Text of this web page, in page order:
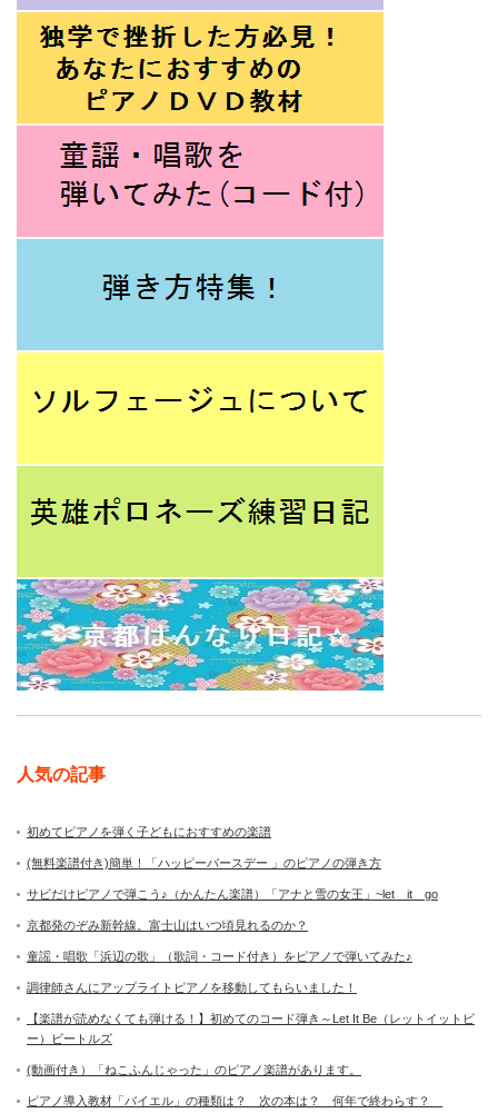
人気の記事
初めてピアノを弾く子どもにおすすめの楽譜
(無料楽譜付き)簡単！「ハッピーバースデー 」のピアノの弾き方
サビだけピアノで弾こう♪（かんたん楽譜）「アナと雪の女王」~let it go
京都発のぞみ新幹線。富士山はいつ頃見れるのか？
童謡・唱歌「浜辺の歌」（歌詞・コード付き）をピアノで弾いてみた♪
調律師さんにアップライトピアノを移動してもらいました！
【楽譜が読めなくても弾ける！】初めてのコード弾き～Let It Be（レットイットビ
ー）ビートルズ
(動画付き）「ねこふんじゃった」のピアノ楽譜があります。
ピアノ導入教材「バイエル」の種類は？ 次の本は？ 何年で終わらす？